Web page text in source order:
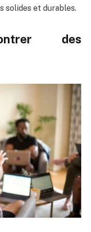
solides et durables.
des